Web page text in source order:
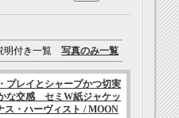
明付き一覧 写真のみ一覧
プレイとシャープかつ切実
な交感 セミW紙ジャケッ
・ハーヴィスト / MOON